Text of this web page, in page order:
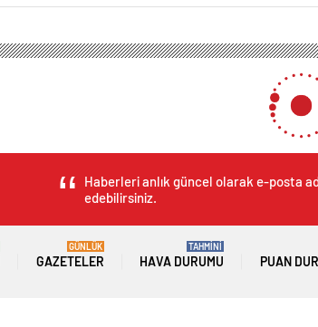
Haberleri anlık güncel olarak e-posta
edebilirsiniz.
GAZETELER
GÜNLÜK
HAVA DURUMU
TAHMİNİ
PUAN